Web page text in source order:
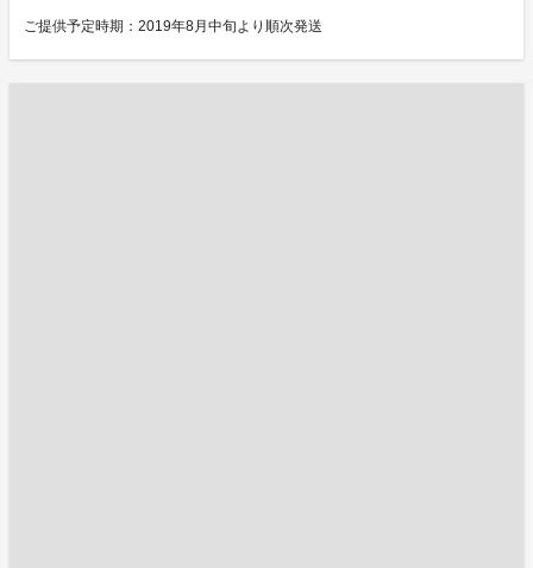
ご提供予定時期：2019年8月中旬より順次発送